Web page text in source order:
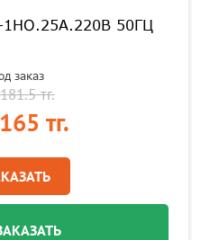
50ГЦ
заказ
тг.
тг.